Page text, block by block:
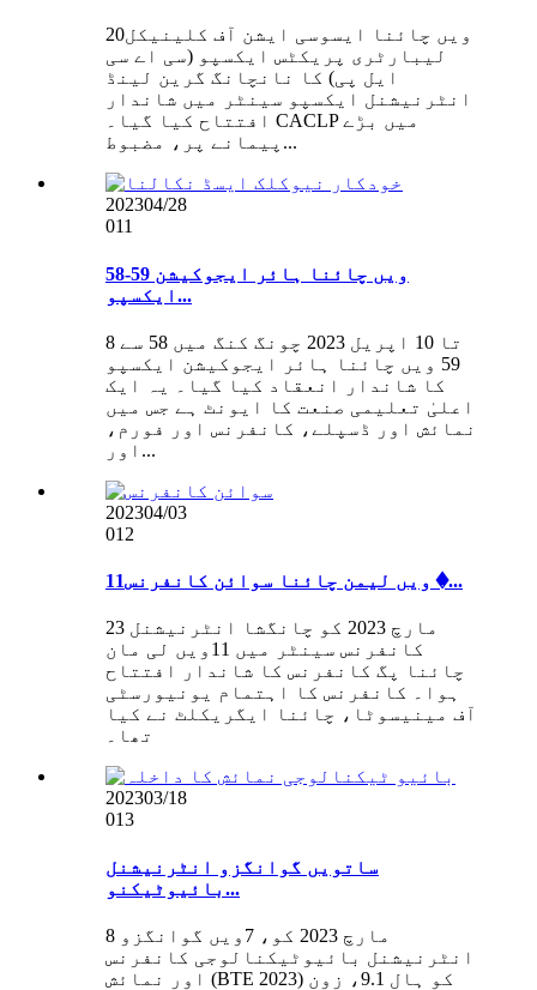
20ویں چائنا ایسوسی ایشن آف کلینیکل
لیبارٹری پریکٹس ایکسپو (سی اے سی
ایل پی) کا نانچانگ گرین لینڈ
انٹرنیشنل ایکسپو سینٹر میں شاندار
افتتاح کیا گیا۔ CACLP میں بڑے
پیمانے پر، مضبوط...
202304/28
011
58-59 ویں چائنا ہائر ایجوکیشن
ایکسپو...
8 تا 10 اپریل 2023 چونگ کنگ میں 58 سے
59 ویں چائنا ہائر ایجوکیشن ایکسپو
کا شاندار انعقاد کیا گیا۔ یہ ایک
اعلیٰ تعلیمی صنعت کا ایونٹ ہے جس میں
نمائش اور ڈسپلے، کانفرنس اور فورم،
اور...
202304/03
012
11ویں لیمن چائنا سوائن کانفرنس �...
23 مارچ 2023 کو چانگشا انٹرنیشنل
کانفرنس سینٹر میں 11ویں لی مان
چائنا پگ کانفرنس کا شاندار افتتاح
ہوا۔ کانفرنس کا اہتمام یونیورسٹی
آف مینیسوٹا، چائنا ایگریکلٹ نے کیا
تھا۔
202303/18
013
ساتویں گوانگزو انٹرنیشنل
بائیوٹیکنو...
8 مارچ 2023 کو، 7ویں گوانگزو
انٹرنیشنل بائیوٹیکنالوجی کانفرنس
اور نمائش (BTE 2023) کو ہال 9.1، زون